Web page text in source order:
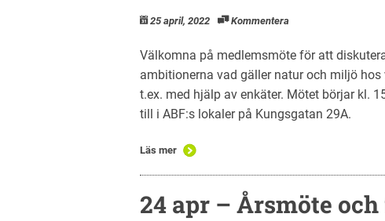
25 april, 2022 Kommentera
Välkomna på medlemsmöte för att
ambitionerna vad gäller natur och miljö
t.ex. med hjälp av enkäter. Mötet börjar kl.
till i ABF:s lokaler på Kungsgatan 29A.
Läs mer
24 apr – Årsmöte